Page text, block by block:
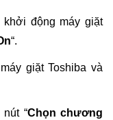
khởi động máy giặt
“.
giặt Toshiba và
“Chọn chương